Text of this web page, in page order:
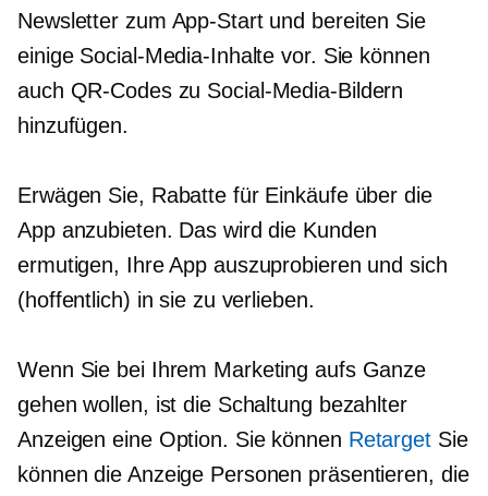
Newsletter zum App-Start und bereiten Sie
einige Social-Media-Inhalte vor. Sie können
auch QR-Codes zu Social-Media-Bildern
hinzufügen.
Erwägen Sie, Rabatte für Einkäufe über die
App anzubieten. Das wird die Kunden
ermutigen, Ihre App auszuprobieren und sich
(hoffentlich) in sie zu verlieben.
Wenn Sie bei Ihrem Marketing aufs Ganze
gehen wollen, ist die Schaltung bezahlter
Anzeigen eine Option. Sie können RetargetSie
können die Anzeige Personen präsentieren, die